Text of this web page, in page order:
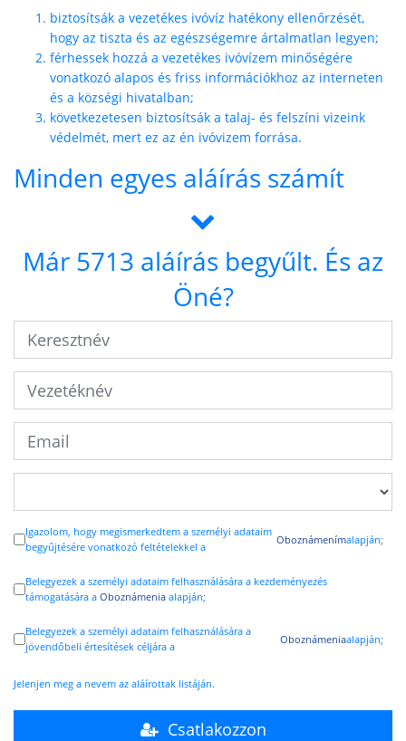
biztosítsák a vezetékes ivóvíz hatékony ellenőrzését,
hogy az tiszta és az egészségemre ártalmatlan legyen;
férhessek hozzá a vezetékes ivóvízem minőségére
vonatkozó alapos és friss információkhoz az interneten
és a községi hivatalban;
következetesen biztosítsák a talaj- és felszíni vizeink
védelmét, mert ez az én ivóvizem forrása.
Minden egyes aláírás számít
Már 5713 aláírás begyűlt. És az
Öné?
Igazolom, hogy megismerkedtem a személyi adataim
begyűjtésére vonatkozó feltételekkel a
Oboznámenímalapján;
Belegyezek a személyi adataim felhasználására a kezdeményezés
támogatására a Oboznámenia alapján;
Belegyezek a személyi adataim felhasználására a
jövendőbeli értesítések céljára a
Oboznámeniaalapján;
Jelenjen meg a nevem az aláírottak listáján.
Csatlakozzon